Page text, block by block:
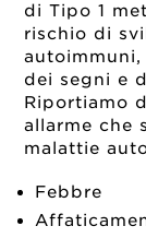
di Tipo 1
rischio di
dei segni e
Riportiamo
allarme che
malattie
Febbre